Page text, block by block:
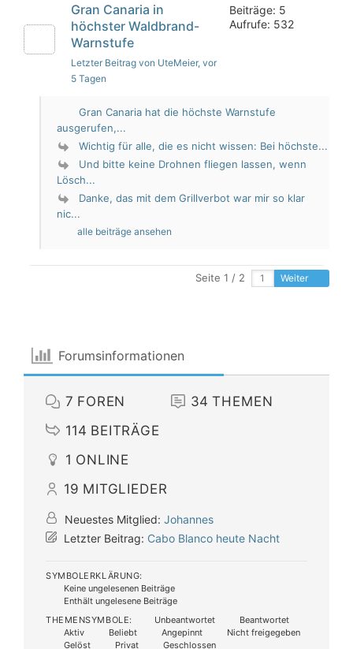
Gran Canaria in
höchster Waldbrand-
Warnstufe
Letzter Beitrag von UteMeier, vor
5 Tagen
Beiträge: 5
Aufrufe: 532
Gran Canaria hat die höchste Warnstufe
ausgerufen,...
Wichtig für alle, die es nicht wissen: Bei höchste...
Und bitte keine Drohnen fliegen lassen, wenn
Lösch...
Danke, das mit dem Grillverbot war mir so klar
nic...
alle beiträge ansehen
Seite 1 / 2 Weiter
Forumsinformationen
7 FOREN 34 THEMEN
114 BEITRÄGE
1 ONLINE
19 MITGLIEDER
Neuestes Mitglied: Johannes
Letzter Beitrag: Cabo Blanco heute Nacht
SYMBOLERKLÄRUNG:
Keine ungelesenen Beiträge
Enthält ungelesene Beiträge
THEMENSYMBOLE:
Unbeantwortet
Beantwortet
Aktiv
Beliebt Angepinnt
Nicht freigegeben
Gelöst
Privat Geschlossen